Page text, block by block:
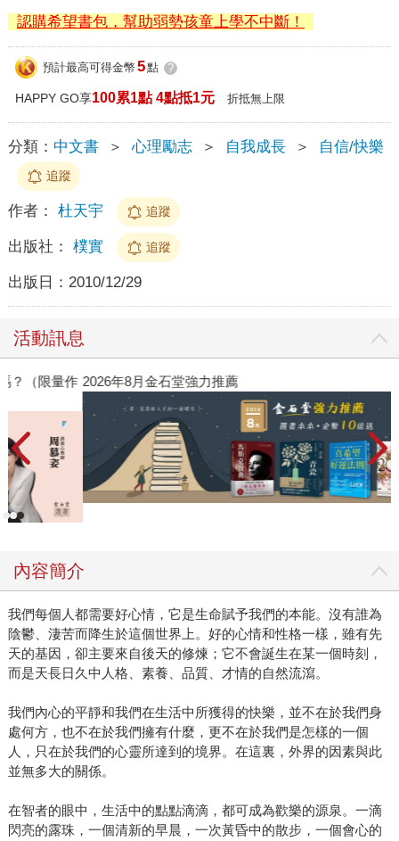
認購希望書包，幫助弱勢孩童上學不中斷！
預計最高可得金幣 5點 ?
HAPPY GO享100累1點 4點抵1元 折抵無上限
分類： 中文書 ＞ 心理勵志 ＞ 自我成長 ＞ 自信/快樂
追蹤
作者： 杜天宇 追蹤
出版社： 樸實 追蹤
出版日： 2010/12/29
活動訊息
2026年8月金石堂強力推薦
內容簡介
我們每個人都需要好心情，它是生命賦予我們的本能。沒有誰為
陰鬱、淒苦而降生於這個世界上。好的心情和性格一樣，雖有先
天的基因，卻主要來自後天的修煉；它不會誕生在某一個時刻，
而是天長日久中人格、素養、品質、才情的自然流瀉。
我們內心的平靜和我們在生活中所獲得的快樂，並不在於我們身
處何方，也不在於我們擁有什麼，更不在於我們是怎樣的一個
人，只在於我們的心靈所達到的境界。在這裏，外界的因素與此
並無多大的關係。
在智者的眼中，生活中的點點滴滴，都可成為歡樂的源泉。一滴
閃亮的露珠，一個清新的早晨，一次黃昏中的散步，一個會心的